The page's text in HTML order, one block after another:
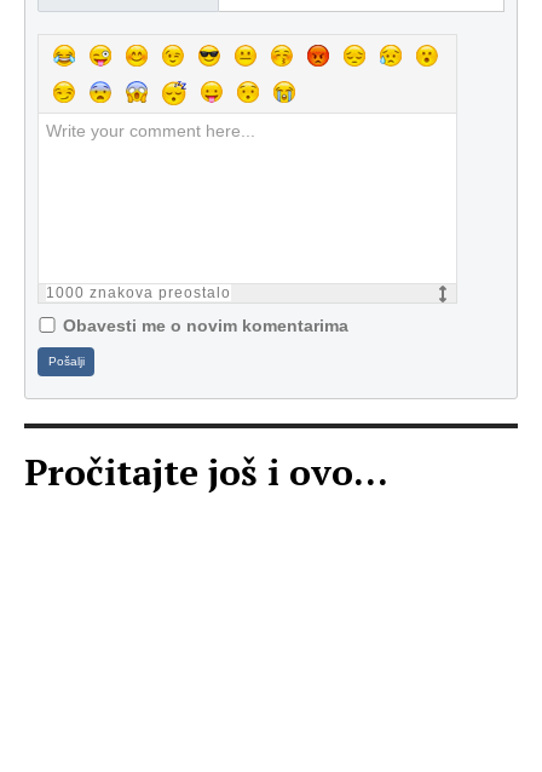
1000 znakova preostalo
Obavesti me o novim komentarima
Pošalji
Pročitajte još i ovo...